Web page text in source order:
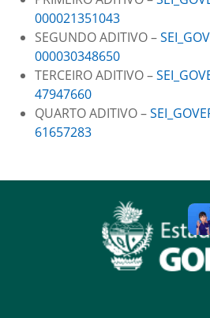
000021351043
SEGUNDO ADITIVO –
000030348650
TERCEIRO ADITIVO –
47947660
QUARTO ADITIVO –
61657283